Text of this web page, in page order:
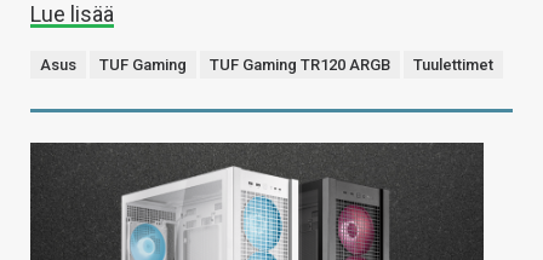
Lue lisää
Asus TUF Gaming TUF Gaming TR120 ARGB Tuulettimet